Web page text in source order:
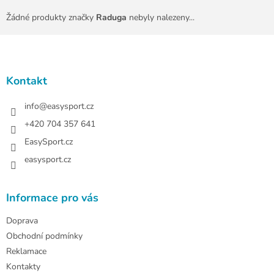
Žádné produkty značky Raduga nebyly nalezeny...
Kontakt
info@easysport.cz
+420 704 357 641
EasySport.cz
easysport.cz
Informace pro vás
Doprava
Obchodní podmínky
Reklamace
Kontakty